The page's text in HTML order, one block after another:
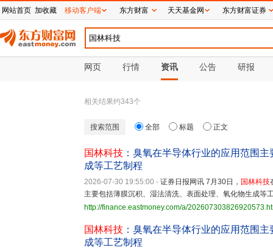
网页 行情 资讯 公告 研报
相关结果约343个
搜索范围 全部 标题 正文
国林科技 ：臭氧在半导体行业的应用范围
成等工艺制程
2026-07-30 19:55:00 - 证券日报网讯 7月30日， 国林科技
主要包括薄膜沉积、湿法清洗、表面处理、氧化物生成等
http://finance.eastmoney.com/a/
国林科技 ：臭氧在半导体行业的应用范围
成等工艺制程
网站首页 加收藏 移动客户端 东方财富 天天基金网 东方财富证券